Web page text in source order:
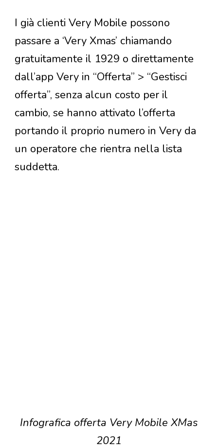
I già clienti Very Mobile possono
passare a ‘Very Xmas’ chiamando
gratuitamente il 1929 o direttamente
dall’app Very in “Offerta” > “Gestisci
offerta”, senza alcun costo per il
cambio, se hanno attivato l’offerta
portando il proprio numero in Very da
un operatore che rientra nella lista
suddetta.
Infografica offerta Very Mobile XMas
2021